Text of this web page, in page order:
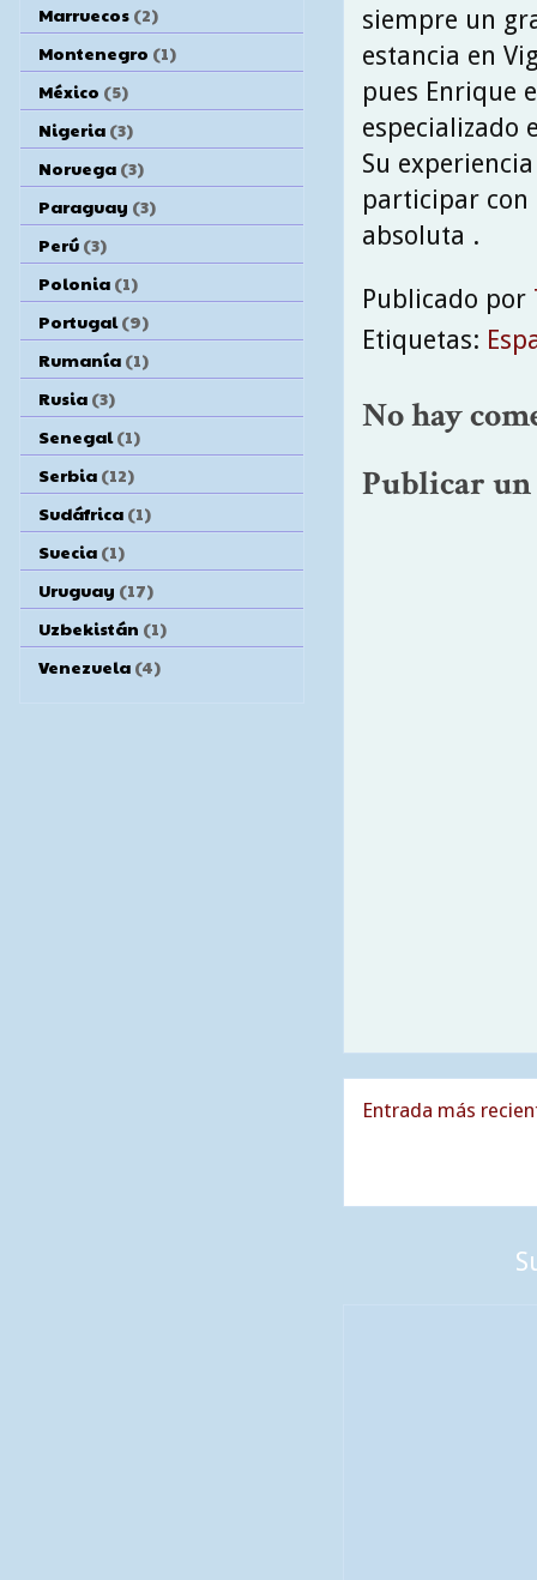
siempre un
estancia en
pues Enrique
especializado
Su
participar con
absoluta .
Publicado por
Etiquetas:
No hay
Publicar
Entrada más
Marruecos (2)
Montenegro (1)
México (5)
Nigeria (3)
Noruega (3)
Paraguay (3)
Perú (3)
Polonia (1)
Portugal (9)
Rumanía (1)
Rusia (3)
Senegal (1)
Serbia (12)
Sudáfrica (1)
Suecia (1)
Uruguay (17)
Uzbekistán (1)
Venezuela (4)